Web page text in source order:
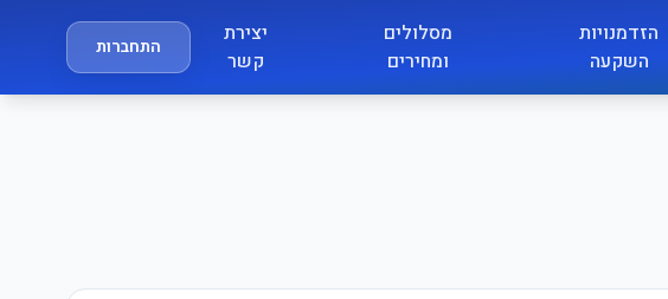
הזדמנויות
השקעה
מסלולים
ומחירים
יצירת
קשר
התחברות